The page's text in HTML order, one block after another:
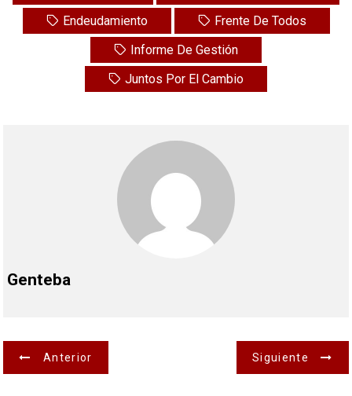
Endeudamiento
Frente De Todos
Informe De Gestión
Juntos Por El Cambio
Genteba
N
Anterior Siguiente